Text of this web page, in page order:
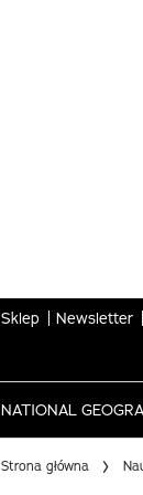
Sklep Newsletter
NATIONAL
Strona główna